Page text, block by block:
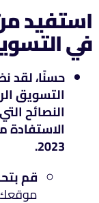
استفيد
في
حسنًا، لقد
التسويق
النصائح
2023.
قم
موقعك